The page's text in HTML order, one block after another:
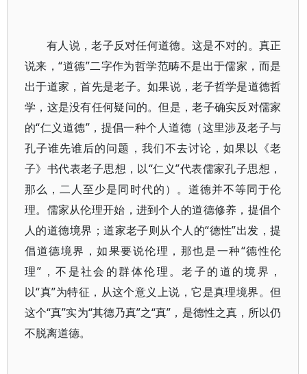
有人说，老子反对任何道德。这是不对的。真正
说来，“道德”二字作为哲学范畴不是出于儒家，而是
出于道家，首先是老子。如果说，老子哲学是道德哲
学，这是没有任何疑问的。但是，老子确实反对儒家
的“仁义道德”，提倡一种个人道德（这里涉及老子与
孔子谁先谁后的问题，我们不去讨论，如果以《老
子》书代表老子思想，以“仁义”代表儒家孔子思想，
那么，二人至少是同时代的）。道德并不等同于伦
理。儒家从伦理开始，进到个人的道德修养，提倡个
人的道德境界；道家老子则从个人的“德性”出发，提
倡道德境界，如果要说伦理，那也是一种“德性伦
理”，不是社会的群体伦理。老子的道的境界，
以“真”为特征，从这个意义上说，它是真理境界。但
这个“真”实为“其德乃真”之“真”，是德性之真，所以仍
不脱离道德。